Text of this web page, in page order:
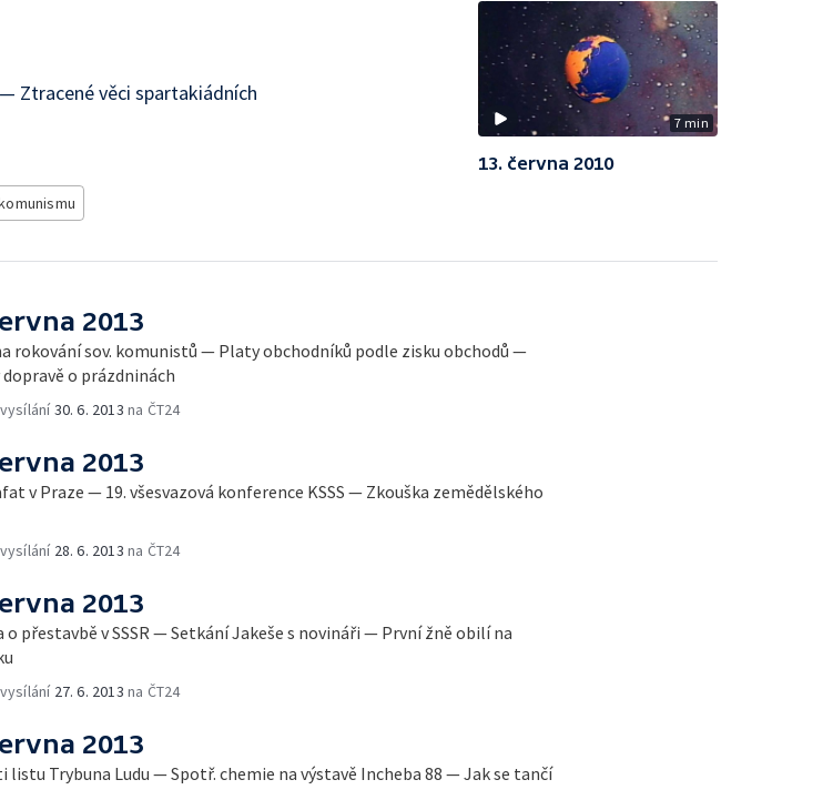
Ztracené věci spartakiádních
7 min
13. června 2010
2013
rokování sov. komunistů — Platy obchodníků podle zisku obchodů —
dopravě o prázdninách
30. 6. 2013 na ČT24
2013
v Praze — 19. všesvazová konference KSSS — Zkouška zemědělského
28. 6. 2013 na ČT24
2013
o přestavbě v SSSR — Setkání Jakeše s novináři — První žně obilí na
27. 6. 2013 na ČT24
2013
listu Trybuna Ludu — Spotř. chemie na výstavě Incheba 88 — Jak se tančí